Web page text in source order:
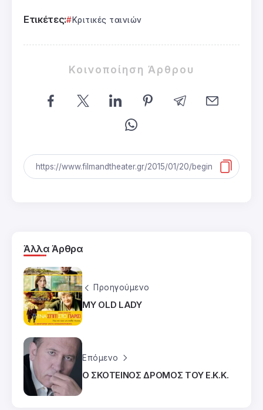
Ετικέτες: Κριτικές ταινιών
Κοινοποίηση Άρθρου
Άλλα Άρθρα
Προηγούμενο
MY OLD LADY
Επόμενο
Ο ΣΚΟΤΕΙΝΟΣ ΔΡΟΜΟΣ ΤΟΥ Ε.Κ.Κ.